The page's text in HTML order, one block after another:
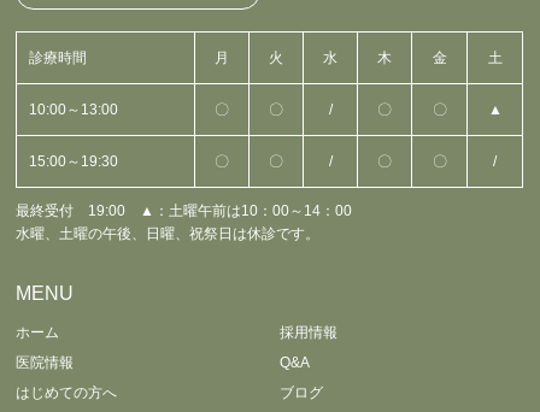
診療時間 月 火 水 木 金 土
10:00～13:00 〇 〇 / 〇 〇 ▲
15:00～19:30 〇 〇 / 〇 〇 /
最終受付 19:00 ▲：土曜午前は10：00～14：00
水曜、土曜の午後、日曜、祝祭日は休診です。
MENU
ホーム
採用情報
医院情報
Q&A
はじめての方へ
ブログ